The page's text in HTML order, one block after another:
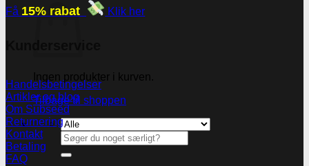
Ingen produkter i kurven.
Tilbage til shoppen
Søg
efter:
Få 15% rabat Klik her
Handelsbetingelser
Artikler og blog
Om Subseed
Returnering
Kontakt
Betaling
FAQ